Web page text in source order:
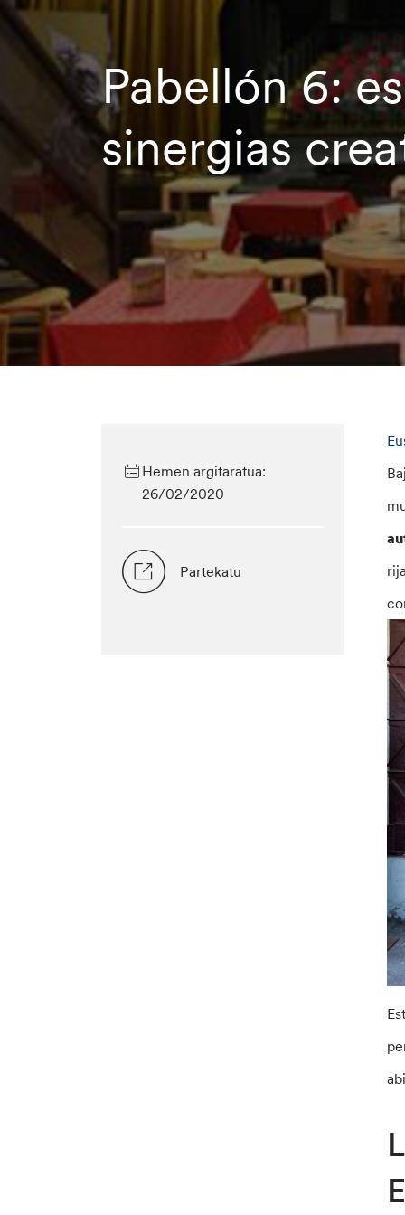
Pabellón 6:
sinergias
Hemen argitaratua:
26/02/2020
Partekatu